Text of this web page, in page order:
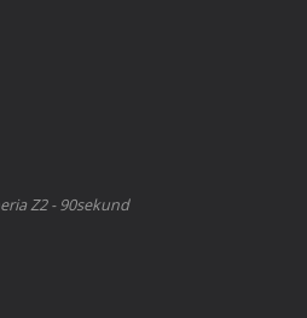
Z2 - 90sekund